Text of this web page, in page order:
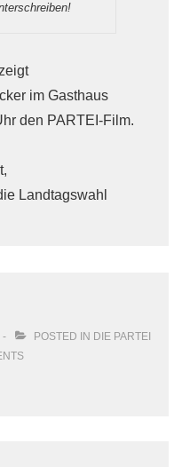
im Gasthaus
den PARTEI-Film.
Landtagswahl
POSTED IN DIE PARTEI